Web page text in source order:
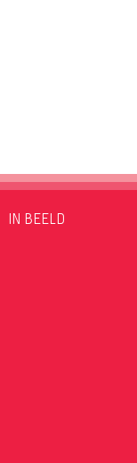
IN BEELD